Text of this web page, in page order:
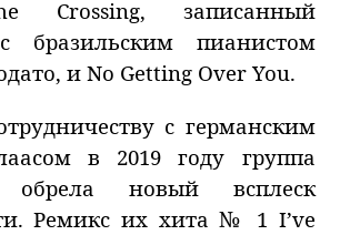
Crossing, записанный
бразильским пианистом
и No Getting Over You.
с германским
в 2019 году группа
обрела новый всплеск
Ремикс их хита № 1 I’ve